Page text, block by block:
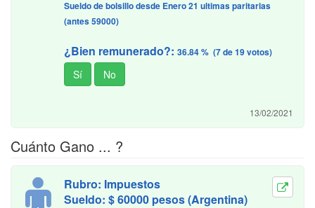
Sueldo de bolsillo desde Enero 21 ultimas paritarias
(antes 59000)
¿Bien remunerado?: 36.84 % (7 de 19 votos)
13/02/2021
Cuánto Gano ... ?
Rubro: Impuestos
Sueldo: $ 60000 pesos (Argentina)